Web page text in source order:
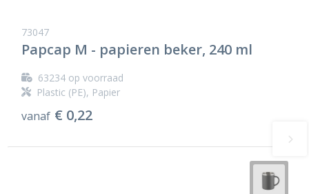
73047
Papcap M - papieren beker, 240 ml
63234op voorraad
Plastic (PE), Papier
vanaf € 0,22